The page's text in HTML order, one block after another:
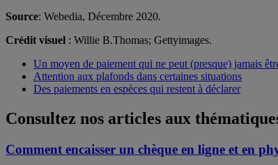
Source: Webedia, Décembre 2020.
Crédit visuel : Willie B.Thomas; Gettyimages.
Un moyen de paiement qui ne peut (presque) jamais
Attention aux plafonds dans certaines situations
Des paiements en espèces qui restent à déclarer
Consultez nos articles aux
Comment encaisser un chèque en ligne et en